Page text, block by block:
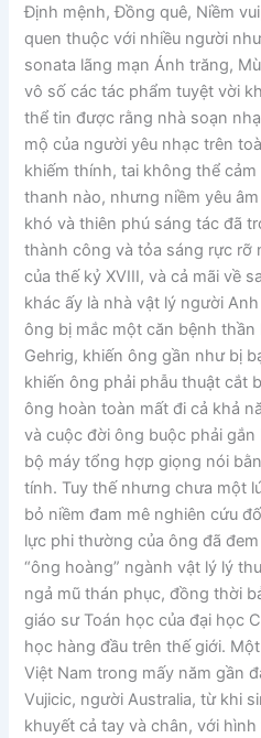
Định mệnh, Đồng quê, Niềm
quen thuộc với nhiều người
sonata lãng mạn Ánh trăng,
vô số các tác phẩm tuyệt vời
thể tin được rằng nhà soạn
mộ của người yêu nhạc trên
khiếm thính, tai không thể
thanh nào, nhưng niềm yêu
khó và thiên phú sáng tác đã
thành công và tỏa sáng rực rỡ
của thế kỷ XVIII, và cả mãi về
khác ấy là nhà vật lý người
ông bị mắc một căn bệnh
Gehrig, khiến ông gần như bị
khiến ông phải phẫu thuật cắt
ông hoàn toàn mất đi cả khả
và cuộc đời ông buộc phải
bộ máy tổng hợp giọng nói
tính. Tuy thế nhưng chưa một
bỏ niềm đam mê nghiên cứu
lực phi thường của ông đã
“ông hoàng” ngành vật lý lý
ngả mũ thán phục, đồng thời
giáo sư Toán học của đại học
học hàng đầu trên thế giới.
Việt Nam trong mấy năm gần
Vujicic, người Australia, từ khi
khuyết cả tay và chân, với